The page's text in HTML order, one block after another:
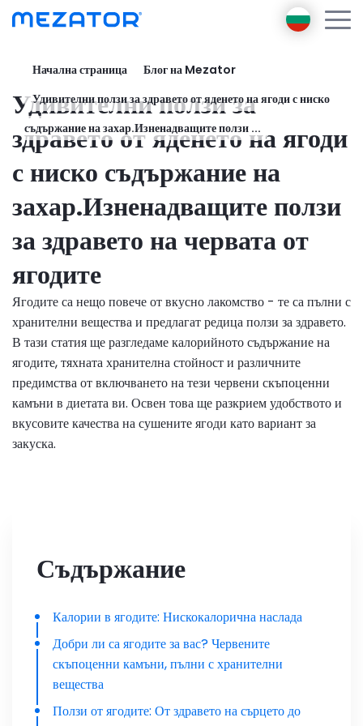
Продукти
Mezator BRT
Mezator HealthPack
За нас
Посланик
Електронно обучение
AI
Блог
Свържете се с
Вход
Начална страница
Блог на Mezator
Удивителни ползи за здравето от яденето на ягоди с ниско
съдържание на захар.Изненадващите ползи ...
Удивителни ползи за
здравето от яденето на ягоди
с ниско съдържание на
захар.Изненадващите ползи
за здравето на червата от
ягодите
Ягодите са нещо повече от вкусно лакомство - те са пълни с
хранителни вещества и предлагат редица ползи за здравето.
В тази статия ще разгледаме калорийното съдържание на
ягодите, тяхната хранителна стойност и различните
предимства от включването на тези червени скъпоценни
камъни в диетата ви. Освен това ще разкрием удобството и
вкусовите качества на сушените ягоди като вариант за
закуска.
Съдържание
Калории в ягодите: Нискокалорична наслада
Добри ли са ягодите за вас? Червените
скъпоценни камъни, пълни с хранителни
вещества
Ползи от ягодите: От здравето на сърцето до